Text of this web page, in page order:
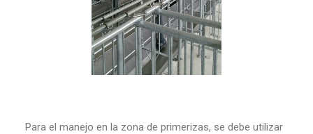
Para el manejo en la zona de primerizas, se debe utilizar